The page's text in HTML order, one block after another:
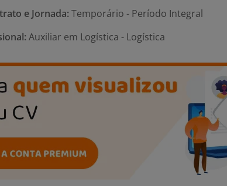
e Jornada: Temporário - Período Integral
Auxiliar em Logística - Logística